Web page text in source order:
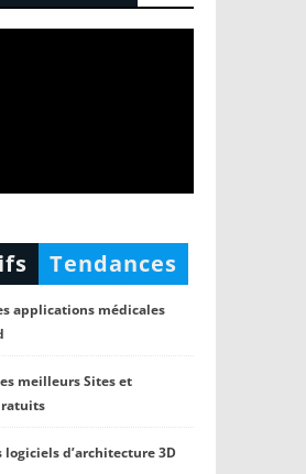
Tendances
applications médicales
meilleurs Sites et
d’architecture 3D